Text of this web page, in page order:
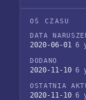
OŚ CZASU
DATA
2020-06-01 6
DODANO
2020-11-10 6
OSTATNIA
2020-11-10 6